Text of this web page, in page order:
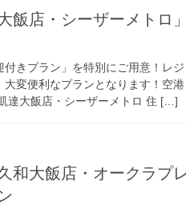
飯店・シーザーメトロ
きプラン」を特別にご用意！レ
大変便利なプランとなります！空
達大飯店・シーザーメトロ 住 […]
和大飯店・オークラプ